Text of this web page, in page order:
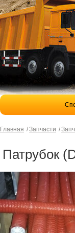
Главная Запчасти
Патрубок